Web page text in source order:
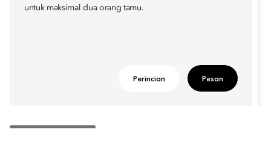
untuk maksimal dua orang tamu.
Perincian Pesan